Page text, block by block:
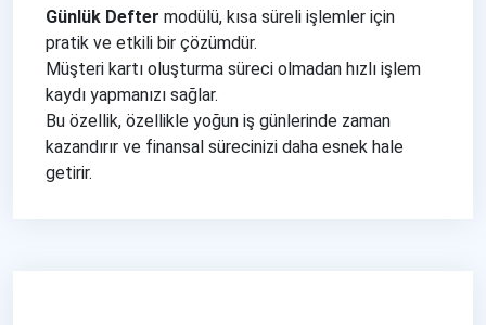
Günlük Defter modülü, kısa süreli işlemler için
pratik ve etkili bir çözümdür.
Müşteri kartı oluşturma süreci olmadan hızlı işlem
kaydı yapmanızı sağlar.
Bu özellik, özellikle yoğun iş günlerinde zaman
kazandırır ve finansal sürecinizi daha esnek hale
getirir.